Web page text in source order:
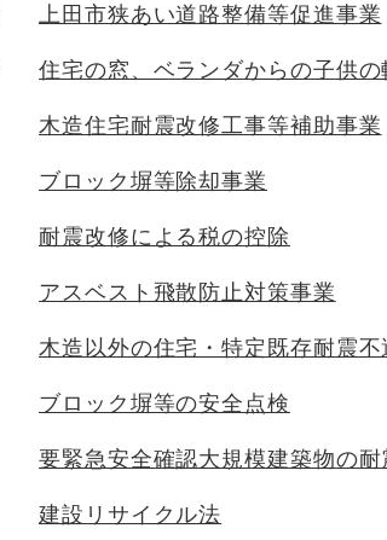
上田市狭あい道路整備等促進事業
住宅の窓、ベランダからの子供
木造住宅耐震改修工事等補助事業
ブロック塀等除却事業
耐震改修による税の控除
アスベスト飛散防止対策事業
木造以外の住宅・特定既存耐震
ブロック塀等の安全点検
要緊急安全確認大規模建築物の
建設リサイクル法